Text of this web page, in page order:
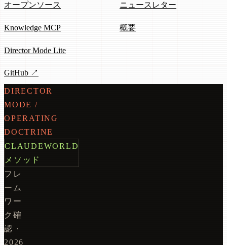
オープンソース
Knowledge MCP
Director Mode Lite
GitHub ↗
ニュースレター
概要
DIRECTOR
MODE /
OPERATING
DOCTRINE
CLAUDEWORLD
メソッド
フレ
ーム
ワー
ク確
認 ·
2026